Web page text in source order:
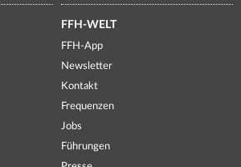
FFH-WELT
FFH-App
Newsletter
Kontakt
Frequenzen
Jobs
Führungen